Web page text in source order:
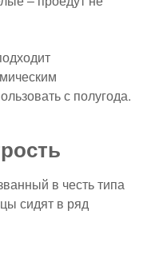
с полугода.
в честь типа
сидят в ряд